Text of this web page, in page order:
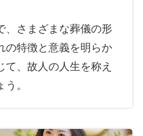
、さまざまな葬儀の形
の特徴と意義を明らか
、故人の人生を称え
。